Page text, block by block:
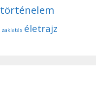
történelem
zaklatás életrajz